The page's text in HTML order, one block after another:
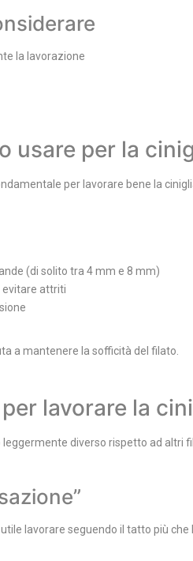
la lavorazione
usare per la
per lavorare bene la
(di solito tra 4 mm e 8 mm)
evitare attriti
a mantenere la sofficità del filato.
lavorare la
leggermente diverso rispetto ad altri
lavorare seguendo il tatto più che